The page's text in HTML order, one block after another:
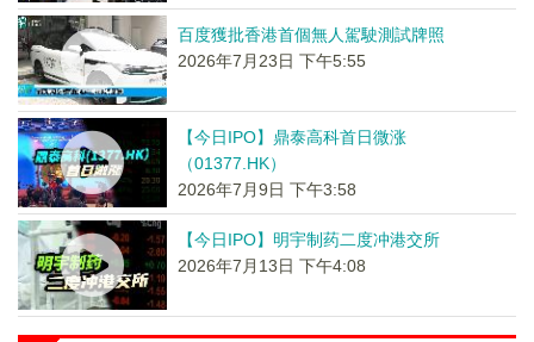
百度獲批香港首個無人駕駛測試牌照
2026年7月23日 下午5:55
【今日IPO】鼎泰高科首日微涨
（01377.HK）
2026年7月9日 下午3:58
【今日IPO】明宇制药二度冲港交所
2026年7月13日 下午4:08